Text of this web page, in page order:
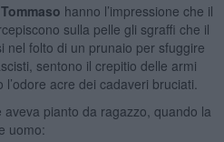
Tommaso hanno l’impressione che il
sulla pelle gli sgraffi che il
nel folto di un prunaio per sfuggire
sentono il crepitio delle armi
acre dei cadaveri bruciati.
pianto da ragazzo, quando la
uomo: